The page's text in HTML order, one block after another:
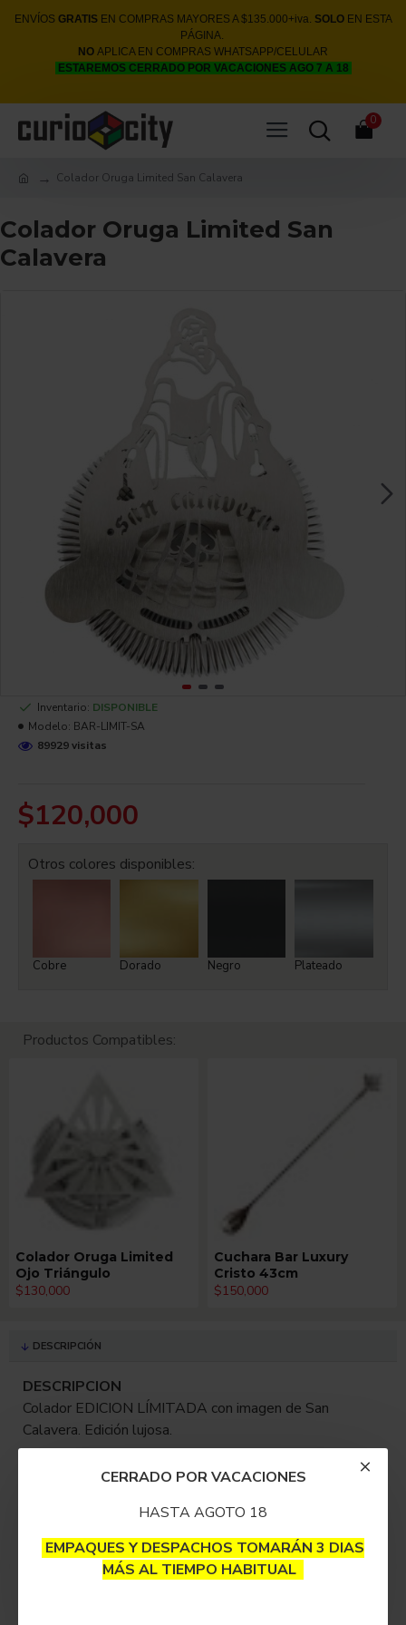
CERRADO POR VACACIONES
HASTA AGOTO 18
EMPAQUES Y DESPACHOS TOMARÁN 3 DIAS
MÁS AL TIEMPO HABITUAL
ENVÍOS GRATISEN COMPRAS MAYORES A $135.000+iva. SOLOEN ESTA
PÁGINA.
NO APLICA EN COMPRAS WHATSAPP/CELULAR
ESTAREMOS CERRADO POR VACACIONES AGO 7 A 18
0
Colador Oruga Limited San Calavera
Colador Oruga Limited San
Calavera
$120,000
Inventario: DISPONIBLE
Modelo: BAR-LIMIT-SA
89929 visitas
Otros colores disponibles:
Cobre Dorado Negro Plateado
Productos Compatibles:
Colador Oruga Limited
Ojo Triángulo
$130,000
Cuchara Bar Luxury
Cristo 43cm
$150,000
DESCRIPCIÓN
DESCRIPCION
Colador EDICION LÍMITADA con imagen de San
Calavera. Edición lujosa.
Diseño exclusivo. Único en Curiocity. Único en Curiocity.
Recibe también el nombre de colador de gusanillo o “strainer”
Se trata de un colador metálico de forma redondeada que